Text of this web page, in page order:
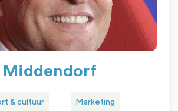
Middendorf
& cultuur Marketing